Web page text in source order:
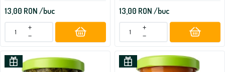
13,00 RON /buc
+
−
13,00 RON /buc
+
−